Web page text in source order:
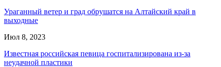
Ураганный ветер и град обрушатся на Алтайский край в
выходные
Июл 8, 2023
Известная российская певица госпитализирована из-за
неудачной пластики